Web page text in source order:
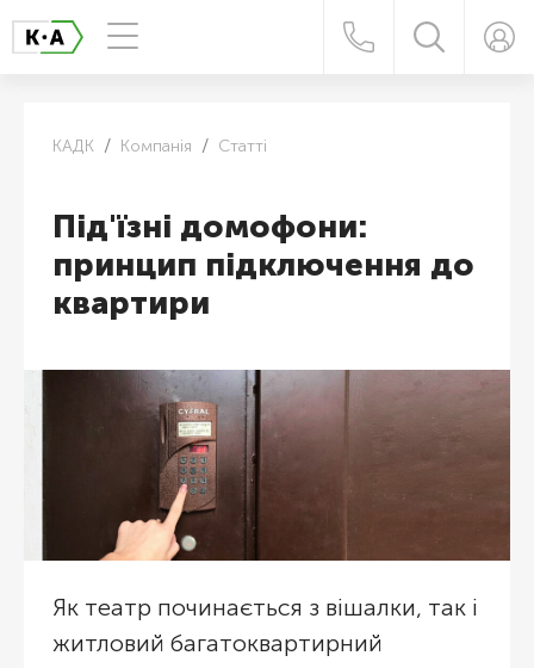
КАДК Компанія Статті
Під'їзні домофони:
принцип підключення до
квартири
Як театр починається з вішалки, так і
житловий багатоквартирний